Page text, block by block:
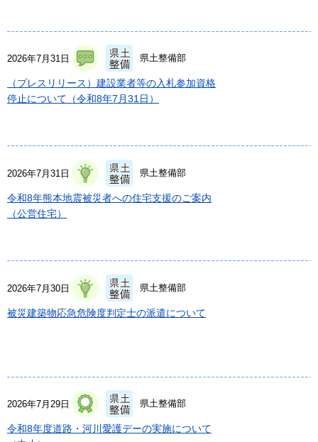
2026年7月31日 県土整備部
（プレスリリース）建設業者等の入札参加資格
停止について（令和8年7月31日）
2026年7月31日 県土整備部
令和8年熊本地震被災者への住宅支援のご案内
（公営住宅）
2026年7月30日 県土整備部
被災建築物応急危険度判定士の派遣について
2026年7月29日 県土整備部
令和8年度道路・河川愛護デーの実施について